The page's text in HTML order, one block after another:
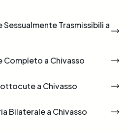
Trasmissibili a
Completo a Chivasso
a Chivasso
Bilaterale a Chivasso